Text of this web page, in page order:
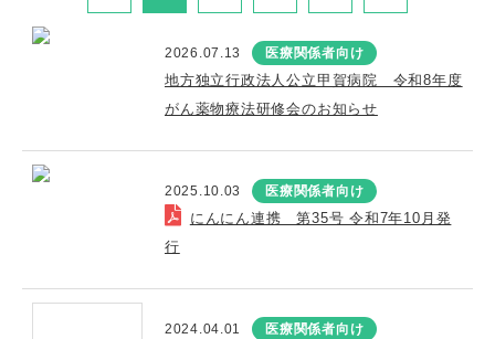
2026.07.13 医療関係者向け
地方独立行政法人公立甲賀病院 令和8年度
がん薬物療法研修会のお知らせ
2025.10.03 医療関係者向け
にんにん連携 第35号 令和7年10月発
行
2024.04.01 医療関係者向け